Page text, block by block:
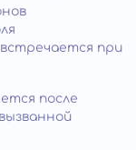
при
после